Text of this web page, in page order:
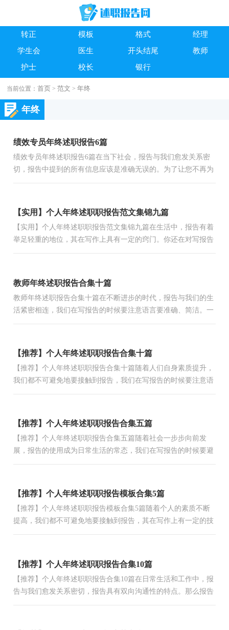
转正 模板 格式
经理
学生会
医生 开头结尾
教师
护士
校长 银行
当前位置：首页 >范文 >年终
年终
绩效专员年终述职报告6篇
绩效专员年终述职报告6篇在当下社会，报告与我们愈发关系密
切，报告中提到的所有信息应该是准确无误的。为了让您不再为
【实用】个人年终述职职报告范文集锦九篇
【实用】个人年终述职职报告范文集锦九篇在生活中，报告有着
举足轻重的地位，其在写作上具有一定的窍门。你还在对写报告
教师年终述职报告合集十篇
教师年终述职报告合集十篇在不断进步的时代，报告与我们的生
活紧密相连，我们在写报告的时候要注意语言要准确、简洁。一
【推荐】个人年终述职职报告合集十篇
【推荐】个人年终述职职报告合集十篇随着人们自身素质提升，
我们都不可避免地要接触到报告，我们在写报告的时候要注意语
【推荐】个人年终述职职报告合集五篇
【推荐】个人年终述职职报告合集五篇随着社会一步步向前发
展，报告的使用成为日常生活的常态，我们在写报告的时候要避
【推荐】个人年终述职职报告模板合集5篇
【推荐】个人年终述职职报告模板合集5篇随着个人的素质不断
提高，我们都不可避免地要接触到报告，其在写作上有一定的技
【推荐】个人年终述职职报告合集10篇
【推荐】个人年终述职职报告合集10篇在日常生活和工作中，报
告与我们愈发关系密切，报告具有双向沟通性的特点。那么报告